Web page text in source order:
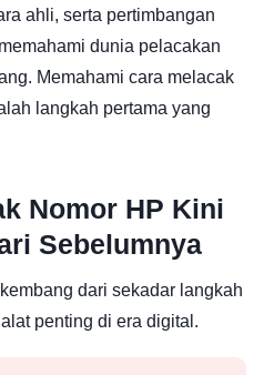
ahli, serta pertimbangan
dunia pelacakan
Memahami cara melacak
langkah pertama yang
Nomor HP Kini
Sebelumnya
dari sekadar langkah
penting di era digital.